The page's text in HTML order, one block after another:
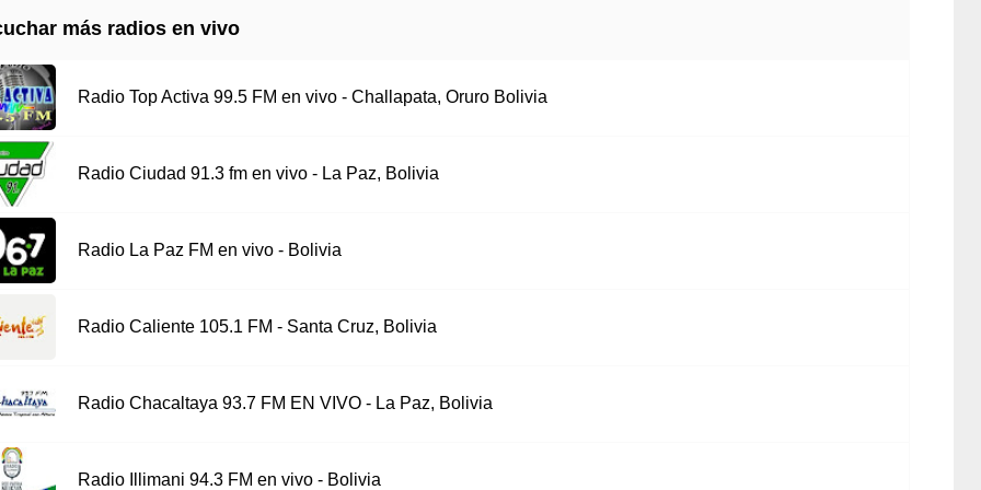
más radios en vivo
Radio Top Activa 99.5 FM en vivo - Challapata, Oruro Bolivia
Radio Ciudad 91.3 fm en vivo - La Paz, Bolivia
Radio La Paz FM en vivo - Bolivia
Radio Caliente 105.1 FM - Santa Cruz, Bolivia
Radio Chacaltaya 93.7 FM EN VIVO - La Paz, Bolivia
Radio Illimani 94.3 FM en vivo - Bolivia